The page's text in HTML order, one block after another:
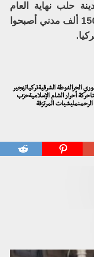
حلب نهاية العام
2016 حيث تم تهجير أكثر من 150 ألف مدني أصبحوا
الحرالغوطة الشرقيةتركياتهجير
أحرار الشام الإسلاميةحزب
المرتزقة